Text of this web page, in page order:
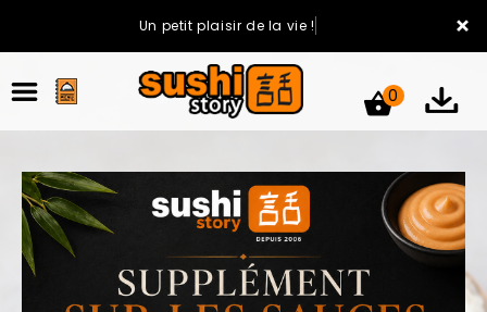
×
Un petit plaisir de la vie !
0